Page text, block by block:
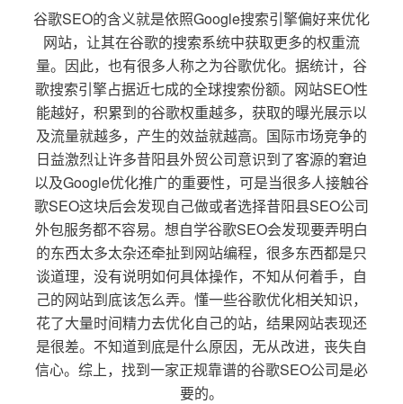
谷歌SEO的含义就是依照Google搜索引擎偏好来优化
网站，让其在谷歌的搜索系统中获取更多的权重流
量。因此，也有很多人称之为谷歌优化。据统计，谷
歌搜索引擎占据近七成的全球搜索份额。网站SEO性
能越好，积累到的谷歌权重越多，获取的曝光展示以
及流量就越多，产生的效益就越高。国际市场竞争的
日益激烈让许多昔阳县外贸公司意识到了客源的窘迫
以及Google优化推广的重要性，可是当很多人接触谷
歌SEO这块后会发现自己做或者选择昔阳县SEO公司
外包服务都不容易。想自学谷歌SEO会发现要弄明白
的东西太多太杂还牵扯到网站编程，很多东西都是只
谈道理，没有说明如何具体操作，不知从何着手，自
己的网站到底该怎么弄。懂一些谷歌优化相关知识，
花了大量时间精力去优化自己的站，结果网站表现还
是很差。不知道到底是什么原因，无从改进，丧失自
信心。综上，找到一家正规靠谱的谷歌SEO公司是必
要的。